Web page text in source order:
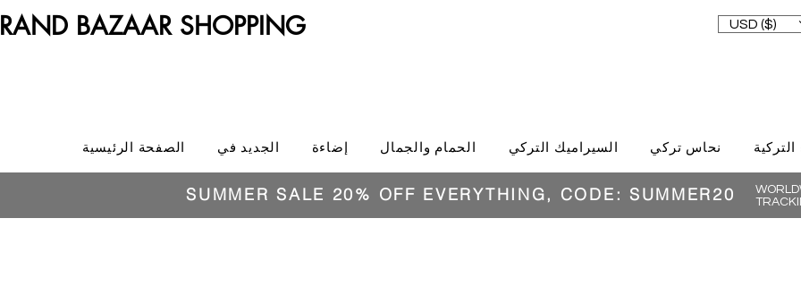
BAZAAR SHOPPING USD ($)
الصفحة الرئيسية الجديد في إضاءة الحمام والجمال السيراميك التركي نحاس تركي التركية
SUMMER SALE 20% OFF EVERYTHING, CODE: SUMMER20